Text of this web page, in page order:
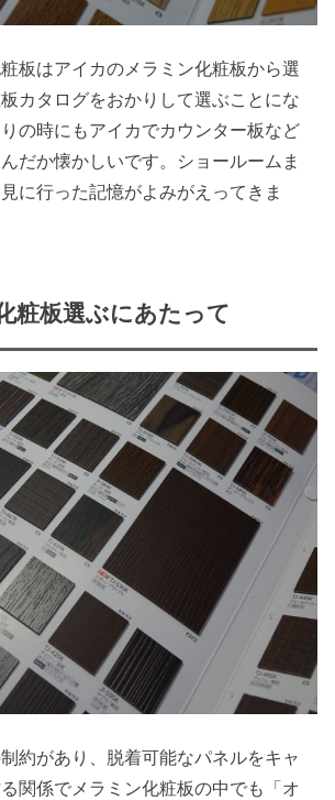
板はアイカのメラミン化粧板から選
カタログをおかりして選ぶことにな
の時にもアイカでカウンター板など
だか懐かしいです。ショールームま
に行った記憶がよみがえってきま
粧板選ぶにあたって
約があり、脱着可能なパネルをキャ
関係でメラミン化粧板の中でも「オ